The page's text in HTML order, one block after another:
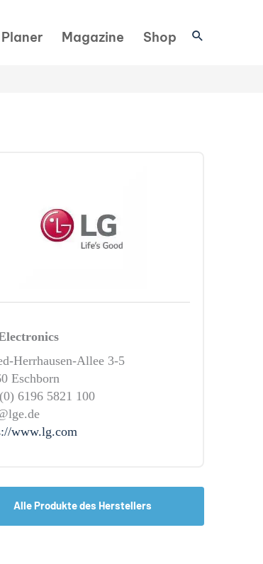
Planer Magazine Shop Suchen
Herrhausen-Allee 3-5
Eschborn
6196 5821 100
www.lg.com
Alle Produkte des Herstellers